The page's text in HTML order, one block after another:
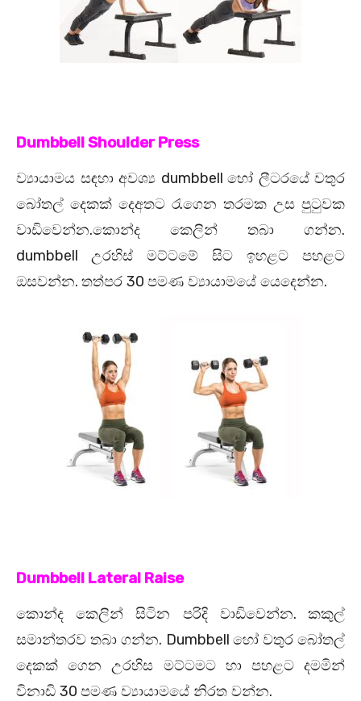
Dumbbell Shoulder Press
ව්‍යායාමය සඳහා අවශ්‍ය dumbbell හෝ ලීටරයේ වතුර
බෝතල් දෙකක් දෙඅතට රැගෙන තරමක උස පුටුවක
වාඩිවෙන්න.කොන්ද කෙලින් තබා ගන්න.
dumbbell උරහිස් මට්ටමේ සිට ඉහළට පහළට
ඔසවන්න. තත්පර 30 පමණ ව්‍යායාමයේ යෙදෙන්න.
Dumbbell Lateral Raise
කොන්ද කෙලින් සිටින පරිදි වාඩිවෙන්න.කකුල්
සමාන්තරව තබා ගන්න. Dumbbell හෝ වතුර බෝතල්
දෙකක් ගෙන උරහිස මට්ටමට හා පහළට දමමින්
විනාඩි 30 පමණ ව්‍යායාමයේ නිරත වන්න.